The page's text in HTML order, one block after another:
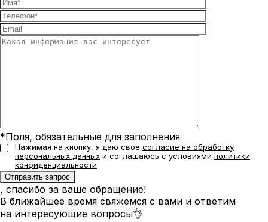
*Поля, обязательные для заполнения
Нажимая на кнопку, я даю свое согласие на обработку
персональных данных и соглашаюсь с условиями политики
конфиденциальности
, спасибо за ваше обращение!
В ближайшее время свяжемся с вами и ответим
на интересующие вопросы👌